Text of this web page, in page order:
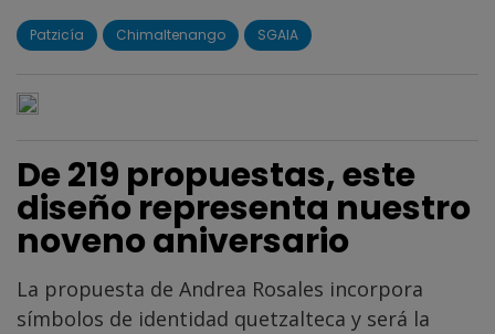
Patzicía Chimaltenango SGAIA
De 219 propuestas, este
diseño representa nuestro
noveno aniversario
La propuesta de Andrea Rosales incorpora
símbolos de identidad quetzalteca y será la